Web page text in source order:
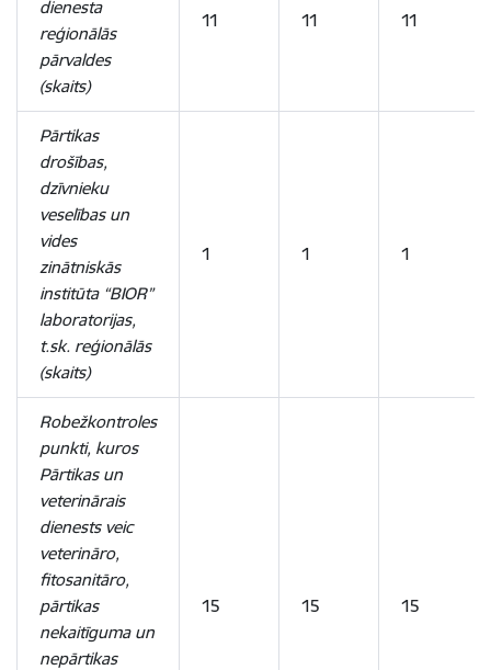
dienesta
reģionālās
pārvaldes
(skaits)
11 11 11
Pārtikas
drošības,
dzīvnieku
veselības un
vides
zinātniskās
institūta “BIOR”
laboratorijas,
t.sk. reģionālās
(skaits)
1 1 1
Robežkontroles
punkti, kuros
Pārtikas un
veterinārais
dienests veic
veterināro,
fitosanitāro,
pārtikas
nekaitīguma un
nepārtikas
15 15 15